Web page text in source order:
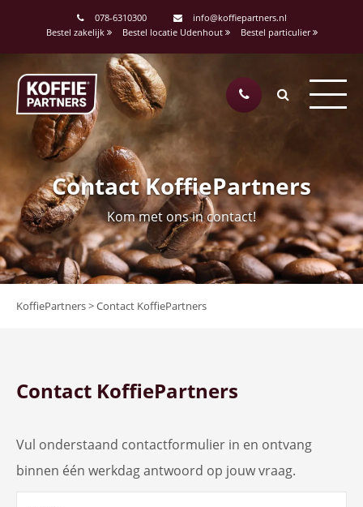
078-6310300
info@koffiepartners.nl
Bestel zakelijk
Bestel locatie Udenhout Bestel particulier
Contact KoffiePartners
Kom met ons in contact!
KoffiePartners>Contact KoffiePartners
Contact KoffiePartners
Vul onderstaand contactformulier in en ontvang
binnen één werkdag antwoord op jouw vraag.